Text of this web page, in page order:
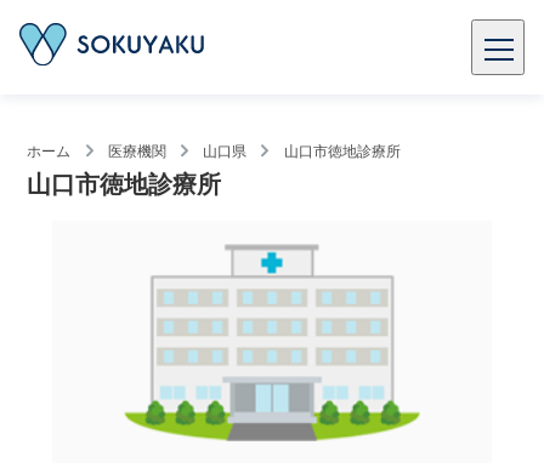
ホーム 医療機関 山口県 山口市徳地診療所
山口市徳地診療所